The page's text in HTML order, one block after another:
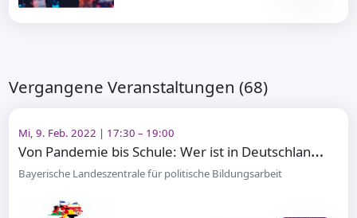
Vergangene Veranstaltungen (68)
Mi, 9. Feb. 2022 | 17:30 – 19:00
V
on Pandemie bis Schule: Wer ist in Deutschland zuständig?
Bayerische Landeszentrale für politische Bildungsarbeit